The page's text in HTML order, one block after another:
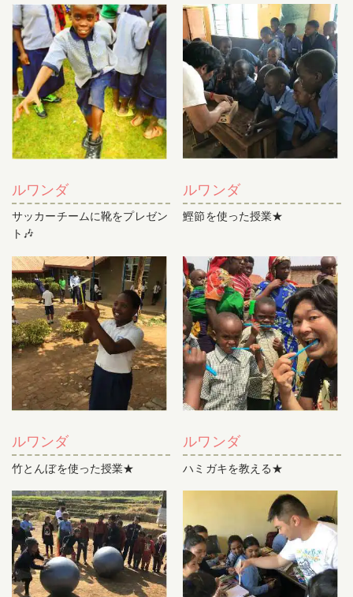
ルワンダ
サッカーチームに靴をプレゼン
ト🎶
ルワンダ
鰹節を使った授業★
ルワンダ
竹とんぼを使った授業★
ルワンダ
ハミガキを教える★